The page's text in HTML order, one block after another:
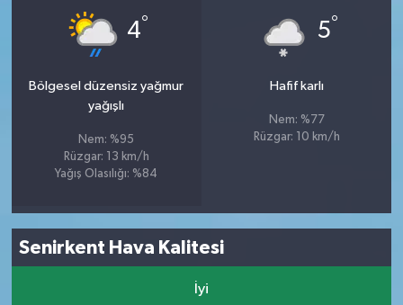
4°
Bölgesel düzensiz yağmur
yağışlı
Nem: %95
Rüzgar: 13 km/h
Yağış Olasılığı: %84
5°
Hafif karlı
Nem: %77
Rüzgar: 10 km/h
Senirkent Hava Kalitesi
İyi